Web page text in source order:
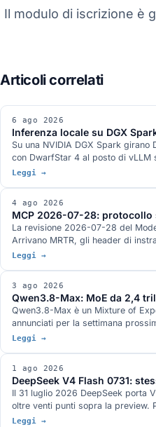
6 ago 2026
Inferenza locale su DGX
Su una NVIDIA DGX Spark
con DwarfStar 4 al posto di vLLM
stato misurato.
Leggi →
4 ago 2026
MCP 2026-07-28: protocollo
La revisione 2026-07-28 del
Arrivano MRTR, gli header di
Leggi →
3 ago 2026
Qwen3.8-Max: MoE da 2,4
Qwen3.8-Max è un Mixture of
annunciati per la settimana
Leggi →
1 ago 2026
DeepSeek V4 Flash 0731:
Il 31 luglio 2026 DeepSeek porta
oltre venti punti sopra la preview.
Leggi →
Il modulo di iscrizione è